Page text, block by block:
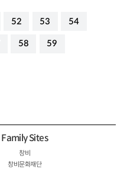
52 53 54
58 59
Family Sites
창비
창비문화재단